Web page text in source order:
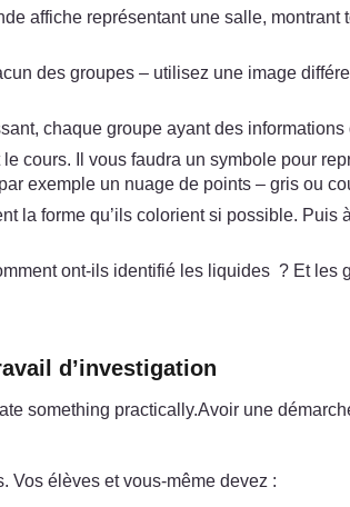
affiche représentant une salle,
des groupes – utilisez une image
chaque groupe ayant des informations
Il vous faudra un symbole pour
exemple un nuage de points – gris ou
la forme qu’ils colorient si possible.
ont-ils identifié les liquides ? Et les
d’investigation
something practically.Avoir une
Vos élèves et vous-même devez :